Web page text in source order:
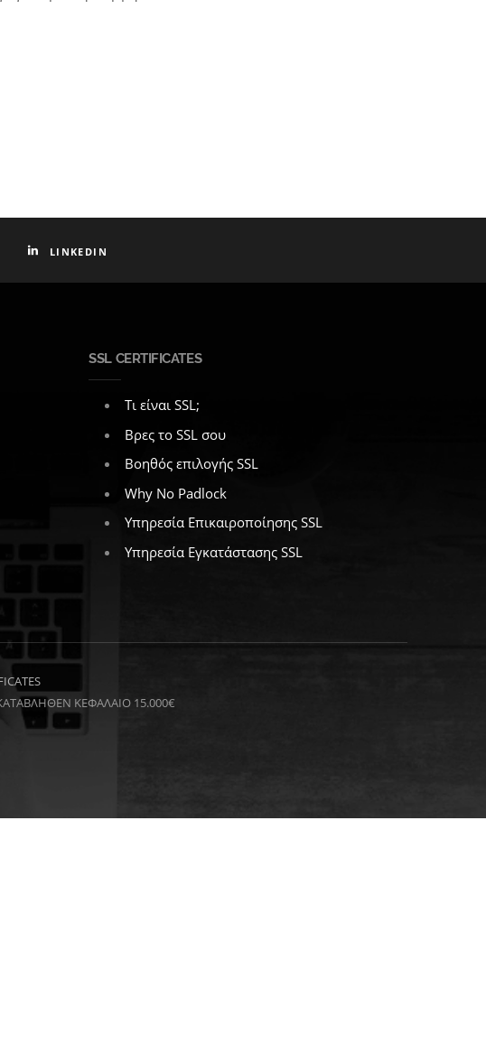
LINKEDIN
SSL CERTIFICATES
Τι είναι SSL;
Βρες το SSL σου
Βοηθός επιλογής SSL
Why No Padlock
Υπηρεσία Επικαιροποίησης SSL
Υπηρεσία Εγκατάστασης SSL
ΚΕΦΑΛΑΙΟ 15.000€